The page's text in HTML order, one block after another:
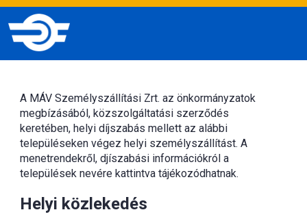
A MÁV Személyszállítási Zrt. az önkormányzatok
megbízásából, közszolgáltatási szerződés
keretében, helyi díjszabás mellett az alábbi
településeken végez helyi személyszállítást. A
menetrendekről, djíszabási információkról a
települések nevére kattintva tájékozódhatnak.
Helyi közlekedés